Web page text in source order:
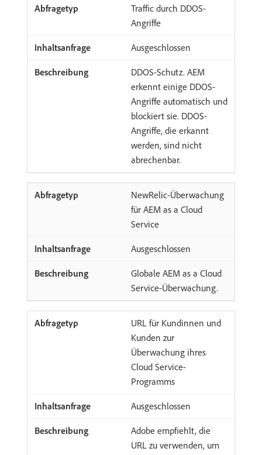
Traffic durch DDOS-
Angriffe
Ausgeschlossen
DDOS-Schutz. AEM
erkennt einige DDOS-
Angriffe automatisch und
blockiert sie. DDOS-
Angriffe, die erkannt
werden, sind nicht
abrechenbar.
NewRelic-Überwachung
für AEM as a Cloud
Service
Ausgeschlossen
Globale AEM as a Cloud
Service-Überwachung.
URL für Kundinnen und
Kunden zur
Überwachung ihres
Cloud Service-
Programms
Ausgeschlossen
Adobe empfiehlt, die
URL zu verwenden, um